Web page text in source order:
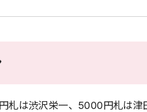
札は渋沢栄一、5000円札は津